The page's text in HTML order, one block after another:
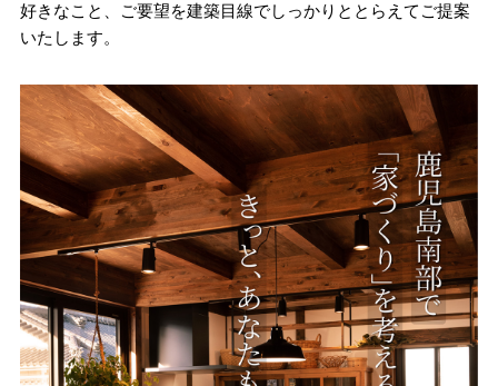
好きなこと、ご要望を建築目線でしっかりととらえてご提案
いたします。